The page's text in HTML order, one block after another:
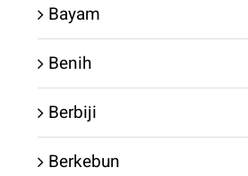
Bayam
Benih
Berbiji
Berkebun